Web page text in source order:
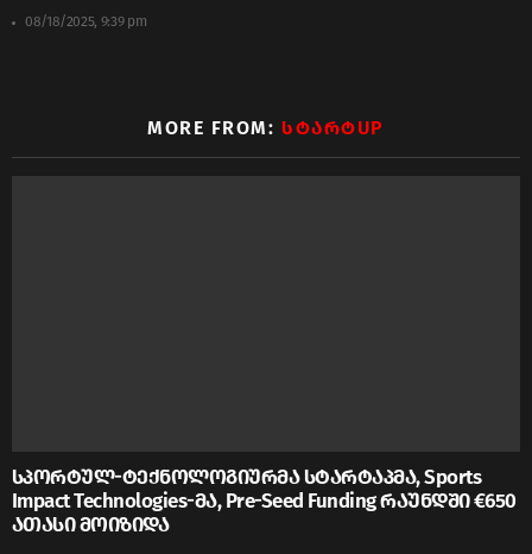
08/18/2025, 9:39 pm
MORE FROM:ᲡᲢᲐᲠᲢUP
სპორტულ-ტექნოლოგიურმა სტარტაპმა, Sports
Impact Technologies-მა, Pre-Seed Funding რაუნდში €650
ათასი მოიზიდა